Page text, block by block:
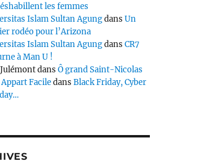
les femmes
Islam Sultan AgungdansUn
rodéo pour l’Arizona
Islam Sultan AgungdansCR7
à Man U !
dansÔ grand Saint-Nicolas
FaciledansBlack Friday, Cyber